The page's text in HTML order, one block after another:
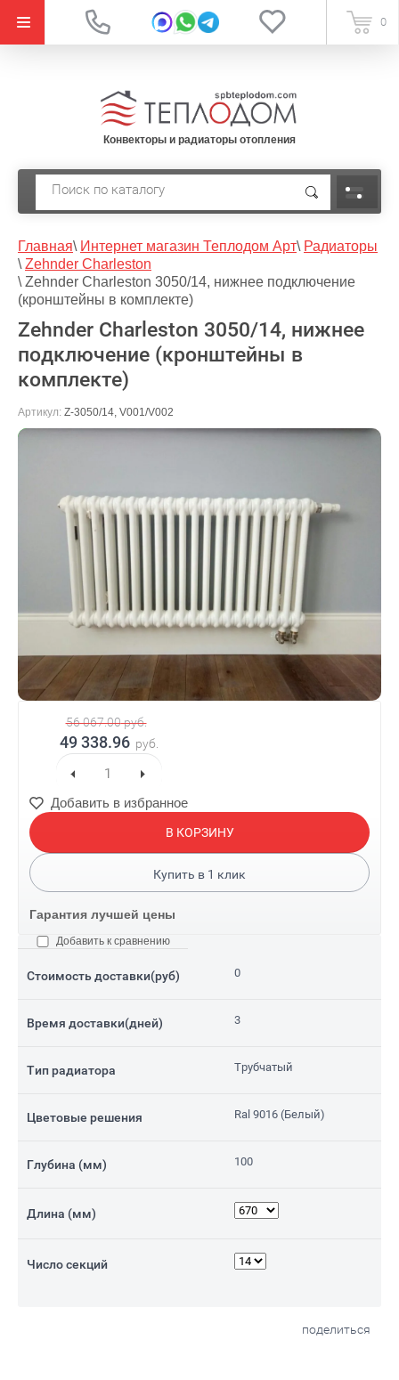
0
Конвекторы и радиаторы отопления
Главная\ Интернет магазин Теплодом Арт\ Радиаторы
\ Zehnder Charleston
\ Zehnder Charleston 3050/14, нижнее подключение
(кронштейны в комплекте)
Zehnder Charleston 3050/14, нижнее
подключение (кронштейны в
комплекте)
Артикул: Z-3050/14, V001/V002
В наличии
Добавить в избранное
56 067.00руб.
49 338.96 руб.
В КОРЗИНУ
Купить в 1 клик
Гарантия лучшей цены
Стоимость доставки(руб) 0
Время доставки(дней) 3
Тип радиатора Трубчатый
Цветовые решения Ral 9016 (Белый)
Глубина (мм) 100
Длина (мм)
Число секций
Добавить к сравнению
поделиться